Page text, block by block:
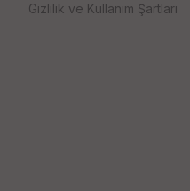
Gizlilik ve Kullanım Şartları